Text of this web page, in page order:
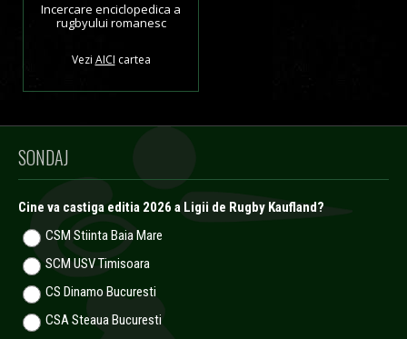
Incercare enciclopedica a
rugbyului romanesc
Vezi AICI cartea
SONDAJ
Cine va castiga editia 2026 a Ligii de Rugby Kaufland?
CSM Stiinta Baia Mare
SCM USV Timisoara
CS Dinamo Bucuresti
CSA Steaua Bucuresti